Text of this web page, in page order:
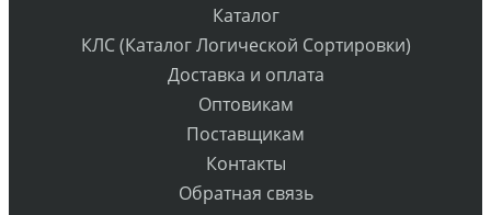
Каталог
КЛС (Каталог Логической Сортировки)
Доставка и оплата
Оптовикам
Поставщикам
Контакты
Обратная связь